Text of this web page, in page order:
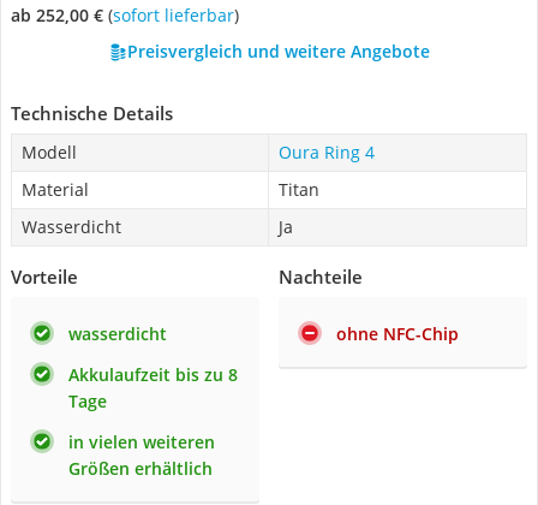
ab 252,00 € ( Sofort lieferbar)
Preisvergleich und weitere Angebote
Technische Details
Modell
Oura Ring 4
Material
Titan
Wasserdicht
Ja
Vorteile
wasserdicht
Akkulaufzeit bis zu 8
Tage
in vielen weiteren
Größen erhältlich
Nachteile
ohne NFC-Chip